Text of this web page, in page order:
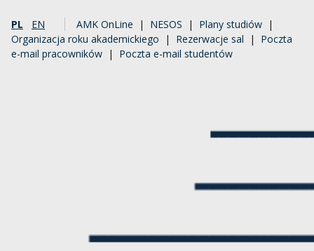
PL EN AMK OnLine | NESOS | Plany studiów |
Organizacja roku akademickiego | Rezerwacje sal | Poczta
e-mail pracowników | Poczta e-mail studentów